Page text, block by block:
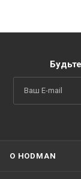
О HODMAN